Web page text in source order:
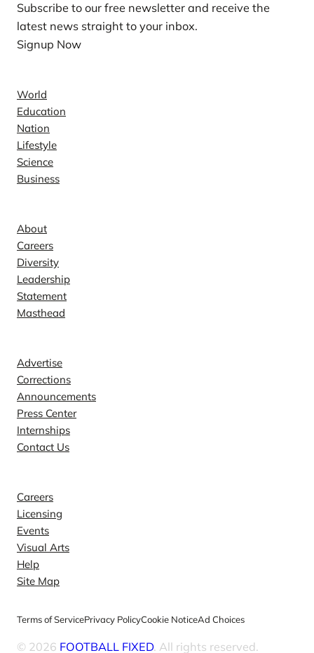
Subscribe to our free newsletter and receive the
latest news straight to your inbox.
Signup Now
World
Education
Nation
Lifestyle
Science
Business
About
Careers
Diversity
Leadership
Statement
Masthead
Advertise
Corrections
Announcements
Press Center
Internships
Contact Us
Careers
Licensing
Events
Visual Arts
Help
Site Map
Terms of ServicePrivacy PolicyCookie NoticeAd Choices
© 2026 FOOTBALL FIXED. All rights reserved.